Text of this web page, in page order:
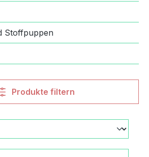
Stoffpuppen
Produkte filtern